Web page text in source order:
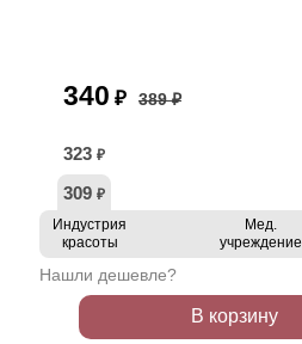
340 ₽ 389 ₽
323 ₽
309 ₽
Индустрия
красоты
Мед.
учреждение
Нашли дешевле?
В корзину